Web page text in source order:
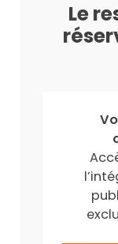
Le